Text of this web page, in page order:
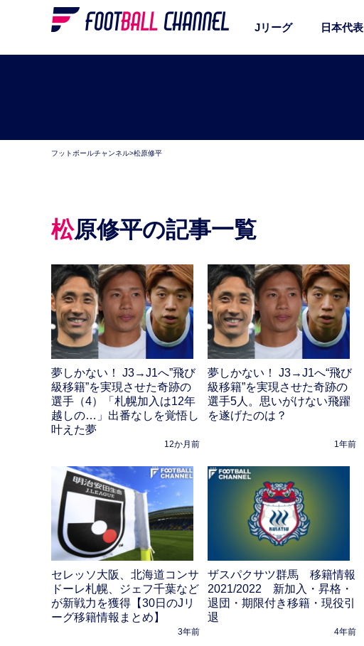
Jリーグ 日本代表
フットボールチャンネル>松原修平
松原修平の記事一覧
夢しかない！ J3→J1へ”飛び
級移籍”を実現させた奇跡の
選手（4）「札幌加入は12年
越しの…」出番なしを覚悟し
叶えた夢
12か月前
夢しかない！ J3→J1へ“飛び
級移籍”を実現させた奇跡の
選手5人。思いがけない飛躍
を遂げたのは？
1年前
セレッソ大阪、北海道コンサ
ドーレ札幌、ジェフ千葉など
が新戦力を獲得【30日のJリ
ーグ移籍情報まとめ】
3年前
ザスパクサツ群馬 移籍情報
2021/2022 新加入・昇格・
退団・期限付き移籍・現役引
退
4年前